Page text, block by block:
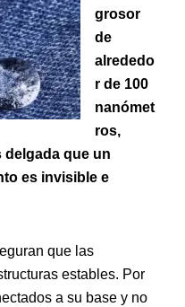
grosor
de
alrededo
r de 100
nanómet
ros,
delgada que un
es invisible e
que las
estables. Por
a su base y no